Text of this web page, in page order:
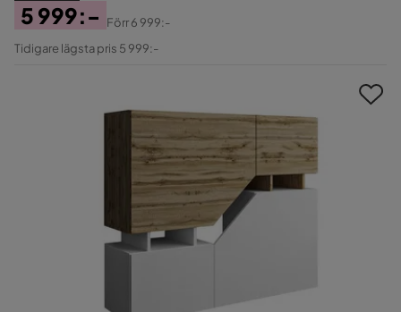
Pris
5 999:-
Original
Förr6 999:-
Tidigare lägsta pris 5 999:-